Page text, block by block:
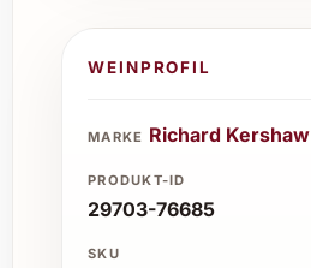
WEINPROFIL
MARKE Richard Kershaw
PRODUKT-ID
29703-76685
SKU